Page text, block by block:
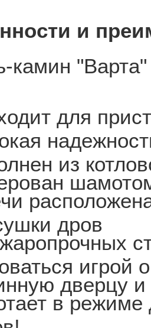
и
камин
для
из
дров
игрой
дверцу и
в режиме